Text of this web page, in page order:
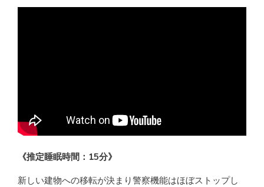
《推定睡眠時間：15分》
新しい建物への移転が決まり警察機能はほぼストップし